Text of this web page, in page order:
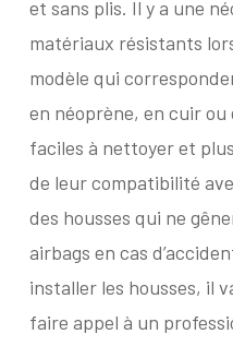
et sans plis. Il y a une
matériaux résistants
modèle qui
en néoprène, en cuir
faciles à nettoyer et
de leur compatibilité
des housses qui ne
airbags en cas
installer les housses, il
faire appel à un